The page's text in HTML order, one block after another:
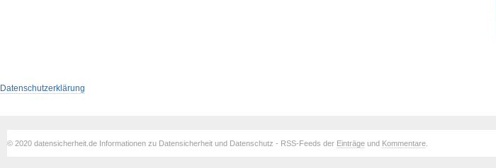
Datenschutzerklärung
© 2020 datensicherheit.de Informationen zu Datensicherheit und Datenschutz - RSS-Feeds der Einträge und Kommentare